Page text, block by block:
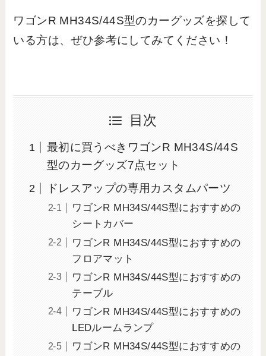
ワゴンR MH34S/44S型のカーグッズを探して
いる方は、ぜひ参考にしてみてください！
目次
最初に買うべきワゴンR MH34S/44S
型のカーグッズ7点セット
ドレスアップの専用カスタムパーツ
ワゴンR MH34S/44S型におすすめの
シートカバー
ワゴンR MH34S/44S型におすすめの
フロアマット
ワゴンR MH34S/44S型におすすめの
テーブル
ワゴンR MH34S/44S型におすすめの
LEDルームランプ
ワゴンR MH34S/44S型におすすめの